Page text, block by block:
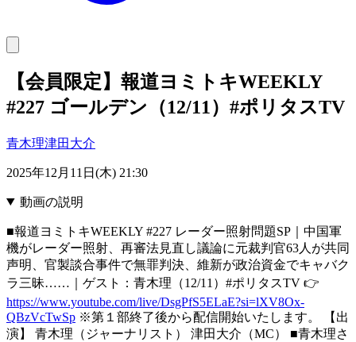
【会員限定】報道ヨミトキWEEKLY
#227 ゴールデン（12/11）#ポリタスTV
青木理津田大介
2025年12月11日(木) 21:30
動画の説明
■報道ヨミトキWEEKLY #227 レーダー照射問題SP｜中国軍
機がレーダー照射、再審法見直し議論に元裁判官63人が共同
声明、官製談合事件で無罪判決、維新が政治資金でキャバク
ラ三昧……｜ゲスト：青木理（12/11）#ポリタスTV 👉
https://www.youtube.com/live/DsgPfS5ELaE?si=lXV8Ox-
QBzVcTwSp ※第１部終了後から配信開始いたします。 【出
演】 青木理（ジャーナリスト） 津田大介（MC） ■青木理さ